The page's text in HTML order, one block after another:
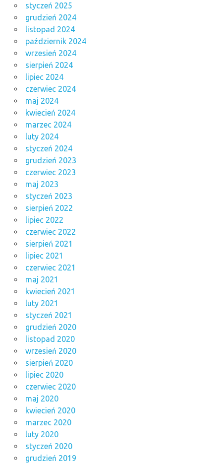
styczeń 2025
grudzień 2024
listopad 2024
październik 2024
wrzesień 2024
sierpień 2024
lipiec 2024
czerwiec 2024
maj 2024
kwiecień 2024
marzec 2024
luty 2024
styczeń 2024
grudzień 2023
czerwiec 2023
maj 2023
styczeń 2023
sierpień 2022
lipiec 2022
czerwiec 2022
sierpień 2021
lipiec 2021
czerwiec 2021
maj 2021
kwiecień 2021
luty 2021
styczeń 2021
grudzień 2020
listopad 2020
wrzesień 2020
sierpień 2020
lipiec 2020
czerwiec 2020
maj 2020
kwiecień 2020
marzec 2020
luty 2020
styczeń 2020
grudzień 2019